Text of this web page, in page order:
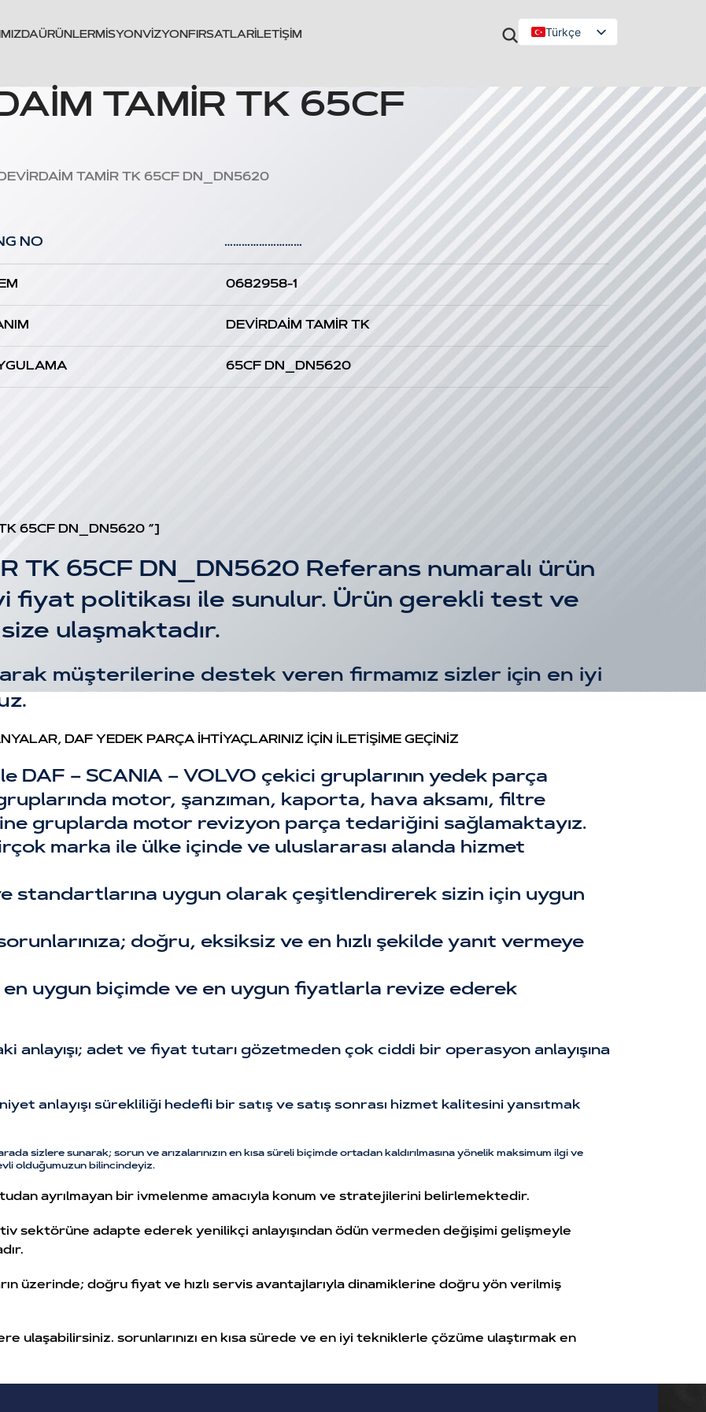
ÜRÜNLERMISYON VIZYON FIRSATLARİLETIŞIM
Türkçe
TAMİR TK 65CF
TAMİR TK 65CF DN_DN5620
NO ………………………
0682958-1
DEVİRDAİM TAMİR TK
65CF DN_DN5620
65CF DN_DN5620 “]
TK 65CF DN_DN5620 Referans numaralı ürün
fiyat politikası ile sunulur. Ürün gerekli test ve
ulaşmaktadır.
müşterilerine destek veren firmamız sizler için en iyi
DAF YEDEK PARÇA İHTİYAÇLARINIZ İÇİN İLETİŞİME GEÇİNİZ
DAF – SCANIA – VOLVO çekici gruplarının yedek parça
motor, şanzıman, kaporta, hava aksamı, filtre
gruplarda motor revizyon parça tedariğini sağlamaktayız.
marka ile ülke içinde ve uluslararası alanda hizmet
standartlarına uygun olarak çeşitlendirerek sizin için uygun
doğru, eksiksiz ve en hızlı şekilde yanıt vermeye
en uygun biçimde ve en uygun fiyatlarla revize ederek
anlayışı; adet ve fiyat tutarı gözetmeden çok ciddi bir operasyon anlayışına
anlayışı sürekliliği hedefli bir satış ve satış sonrası hizmet kalitesini yansıtmak
sizlere sunarak; sorun ve arızalarınızın en kısa süreli biçimde ortadan kaldırılmasına yönelik maksimum ilgi ve
olduğumuzun bilincindeyiz.
ayrılmayan bir ivmelenme amacıyla konum ve stratejilerini belirlemektedir.
sektörüne adapte ederek yenilikçi anlayışından ödün vermeden değişimi gelişmeyle
üzerinde; doğru fiyat ve hızlı servis avantajlarıyla dinamiklerine doğru yön verilmiş
ulaşabilirsiniz. sorunlarınızı en kısa sürede ve en iyi tekniklerle çözüme ulaştırmak en